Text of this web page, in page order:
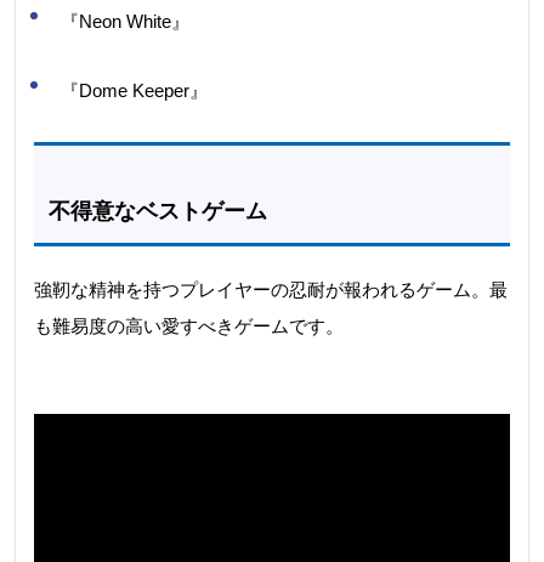
『Neon White』
『Dome Keeper』
不得意なベストゲーム
強靭な精神を持つプレイヤーの忍耐が報われるゲーム。最
も難易度の高い愛すべきゲームです。